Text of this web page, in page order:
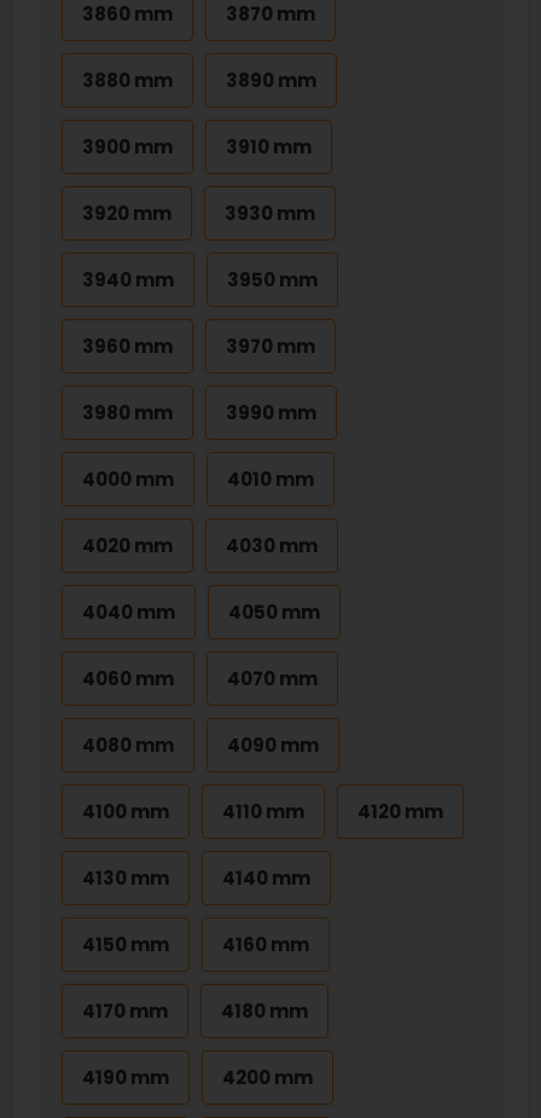
3860 mm 3870 mm
3880 mm 3890 mm
3900 mm 3910 mm
3920 mm 3930 mm
3940 mm 3950 mm
3960 mm 3970 mm
3980 mm 3990 mm
4000 mm 4010 mm
4020 mm 4030 mm
4040 mm 4050 mm
4060 mm 4070 mm
4080 mm 4090 mm
4100 mm 4110 mm 4120 mm
4130 mm 4140 mm
4150 mm 4160 mm
4170 mm 4180 mm
4190 mm 4200 mm